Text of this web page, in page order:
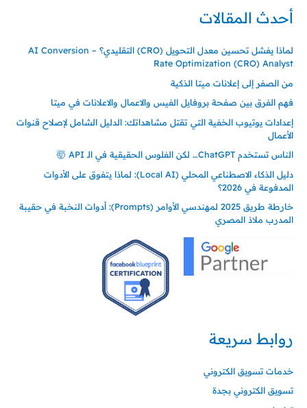
أحدث المقالات
لماذا يفشل تحسين معدل التحويل (CRO) التقليدي؟ – AI Conversion
Rate Optimization (CRO) Analyst
من الصفر إلى إعلانات ميتا الذكية
فهم الفرق بين صفحة بروفايل الفيس والاعمال والاعلانات في ميتا
إعدادات يوتيوب الخفية التي تقتل مشاهداتك: الدليل الشامل لإصلاح قنوات
الأعمال
الناس تستخدم ChatGPT… لكن الفلوس الحقيقية في الـ API 🤯
دليل الذكاء الاصطناعي المحلي (Local AI): لماذا يتفوق على الأدوات
المدفوعة في 2026؟
خارطة طريق 2025 لمهندسي الأوامر (Prompts): أدوات النخبة في حقيبة
المدرب ملاذ المصري
روابط سريعة
خدمات تسويق الكتروني
تسويق الكتروني بجدة